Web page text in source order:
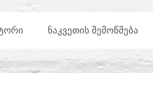
ᲜᲐᲙᲕᲔᲗᲘᲡ ᲨᲔᲛᲝᲬᲛᲔᲑᲐ